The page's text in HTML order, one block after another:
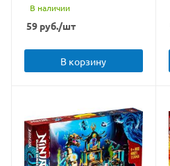
В наличии
59 руб./шт
В корзину